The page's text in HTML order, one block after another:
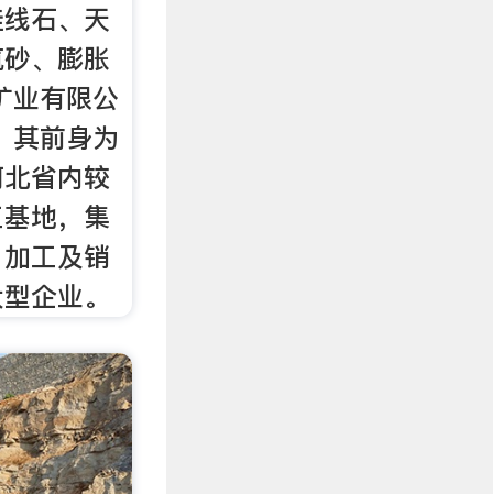
石、天
、膨胀
有限公
其前身为
省内较
地，集
工及销
企业。